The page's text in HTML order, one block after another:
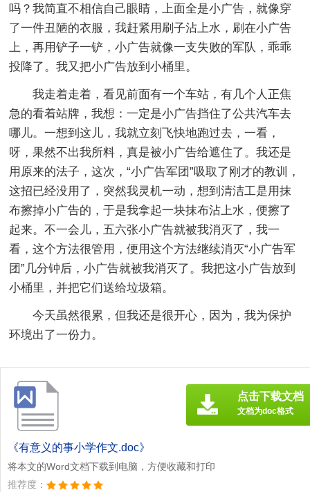
吗？我简直不相信自己眼睛，上面全是小广告，就像穿
了一件丑陋的衣服，我赶紧用刷子沾上水，刷在小广告
上，再用铲子一铲，小广告就像一支失败的军队，乖乖
投降了。我又把小广告放到小桶里。
我走着走着，看见前面有一个车站，有几个人正焦
急的看着站牌，我想：一定是小广告挡住了公共汽车去
哪儿。一想到这儿，我就立刻飞快地跑过去，一看，
呀，果然不出我所料，真是被小广告给遮住了。我还是
用原来的法子，这次，“小广告军团”吸取了刚才的教训，
这招已经没用了，突然我灵机一动，想到清洁工是用抹
布擦掉小广告的，于是我拿起一块抹布沾上水，便擦了
起来。不一会儿，五六张小广告就被我消灭了，我一
看，这个方法很管用，便用这个方法继续消灭“小广告军
团”几分钟后，小广告就被我消灭了。我把这小广告放到
小桶里，并把它们送给垃圾箱。
今天虽然很累，但我还是很开心，因为，我为保护
环境出了一份力。
《有意义的事小学作文.doc》
将本文的Word文档下载到电脑，方便收藏和打印
推荐度：
点击下载文档
文档为doc格式